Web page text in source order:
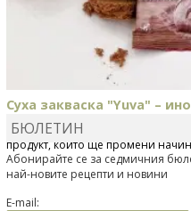
Суха закваска "Yuva" –
Отскоро Лесафр България
продукт, който ще промени
БЮЛЕТИН
Абонирайте се за седмичния
най-новите рецепти и новини
E-mail: